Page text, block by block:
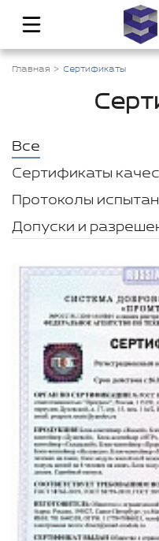
Главная Сертификаты
Все
Сертификаты
Протоколы
Допуски и